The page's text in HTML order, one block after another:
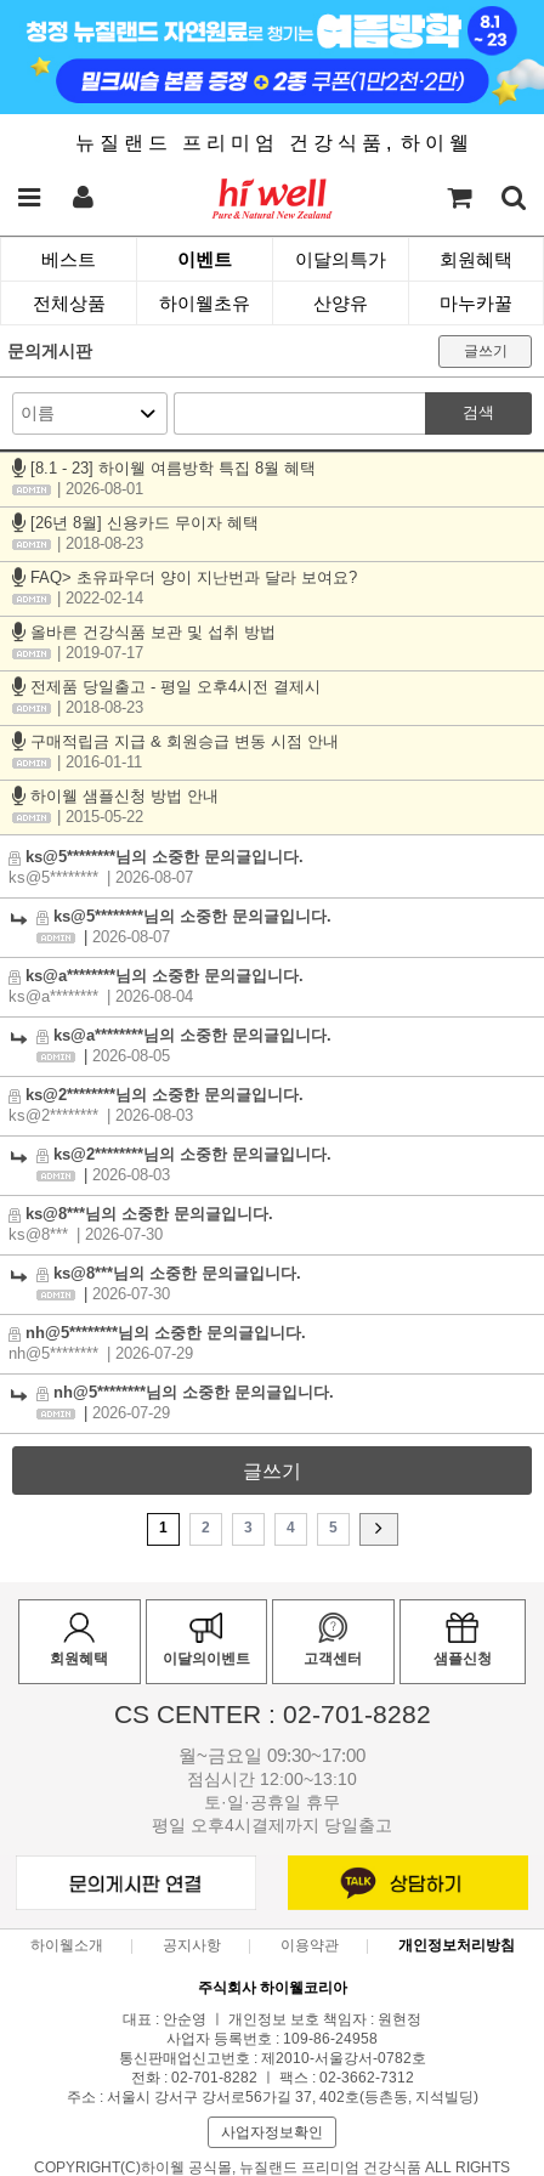
뉴 질 랜 드 프 리 미 엄 건 강 식 품 , 하 이 웰
베스트 이벤트 이달의특가 회원혜택
전체상품 하이웰초유 산양유 마누카꿀
문의게시판 글쓰기
검색
[8.1 - 23] 하이웰 여름방학 특집 8월 혜택
| 2026-08-01
[26년 8월] 신용카드 무이자 혜택
| 2018-08-23
FAQ> 초유파우더 양이 지난번과 달라 보여요?
| 2022-02-14
올바른 건강식품 보관 및 섭취 방법
| 2019-07-17
전제품 당일출고 - 평일 오후4시전 결제시
| 2018-08-23
구매적립금 지급 & 회원승급 변동 시점 안내
| 2016-01-11
하이웰 샘플신청 방법 안내
| 2015-05-22
ks@5********님의 소중한 문의글입니다.
ks@5********
| 2026-08-07
ks@5********님의 소중한 문의글입니다.
2026-08-07
ks@a********님의 소중한 문의글입니다.
ks@a********
| 2026-08-04
ks@a********님의 소중한 문의글입니다.
2026-08-05
ks@2********님의 소중한 문의글입니다.
ks@2********
| 2026-08-03
ks@2********님의 소중한 문의글입니다.
2026-08-03
ks@8***님의 소중한 문의글입니다.
ks@8***
| 2026-07-30
ks@8***님의 소중한 문의글입니다.
2026-07-30
nh@5********님의 소중한 문의글입니다.
nh@5********
| 2026-07-29
nh@5********님의 소중한 문의글입니다.
2026-07-29
글쓰기
1 2 3 4 5
회원혜택 이달의이벤트 고객센터 샘플신청
CS CENTER : 02-701-8282
월~금요일 09:30~17:00
점심시간 12:00~13:10
토·일·공휴일 휴무
평일 오후4시결제까지 당일출고
하이웰소개 공지사항 이용약관 개인정보처리방침
주식회사 하이웰코리아
대표 : 안순영 ㅣ 개인정보 보호 책임자 : 원현정
사업자 등록번호 : 109-86-24958
통신판매업신고번호 : 제2010-서울강서-0782호
전화 : 02-701-8282 ㅣ 팩스 : 02-3662-7312
주소 : 서울시 강서구 강서로56가길 37, 402호(등촌동, 지석빌딩)
사업자정보확인
COPYRIGHT(C)하이웰 공식몰, 뉴질랜드 프리미엄 건강식품 ALL RIGHTS